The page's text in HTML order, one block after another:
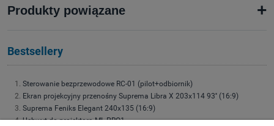
Produkty powiązane +
Bestsellery
Sterowanie bezprzewodowe RC-01 (pilot+odbiornik)
Ekran projekcyjny przenośny Suprema Libra X 203x114 93'' (16:9)
Suprema Feniks Elegant 240x135 (16:9)
Uchwyt do projektora ML-PRO1